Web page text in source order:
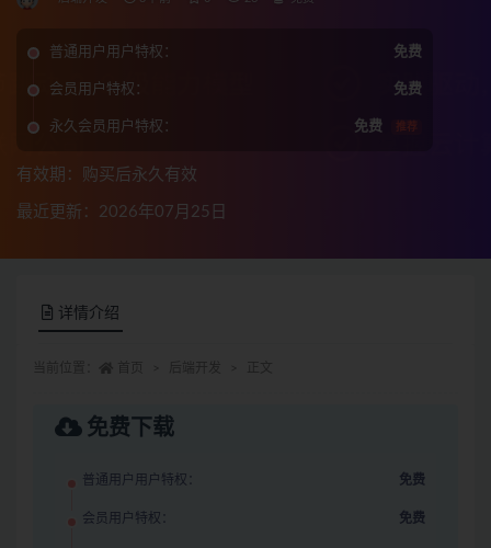
普通用户用户特权： 免费
会员用户特权： 免费
永久会员用户特权： 免费 推荐
有效期：购买后永久有效
最近更新：2026年07月25日
详情介绍
免费下载
普通用户用户特权： 免费
会员用户特权： 免费